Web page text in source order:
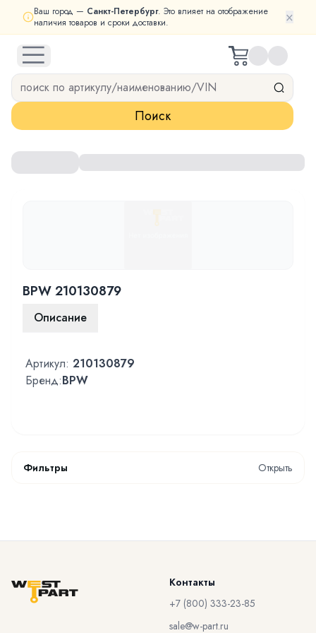
Ваш город — Санкт-Петербург. Это влияет на отображение
наличия товаров и сроки доставки.
×
open navigation menu
Поиск
BPW 210130879
Описание
Артикул: 210130879
Бренд:BPW
Фильтры Открыть
Контакты
+7 (800) 333-23-85
sale@w-part.ru